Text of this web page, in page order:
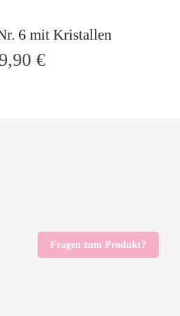
Fragen zum Produkt?
6 mit Kristallen
€